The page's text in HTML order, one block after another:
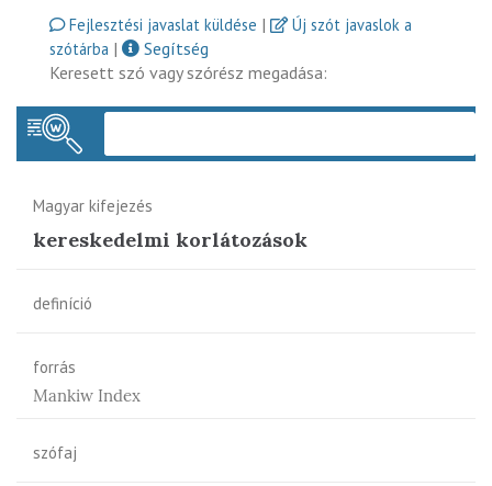
Fejlesztési javaslat küldése |
Új szót javaslok a
szótárba |
Segítség
Keresett szó vagy szórész megadása:
Magyar kifejezés
kereskedelmi korlátozások
definíció
forrás
Mankiw Index
szófaj